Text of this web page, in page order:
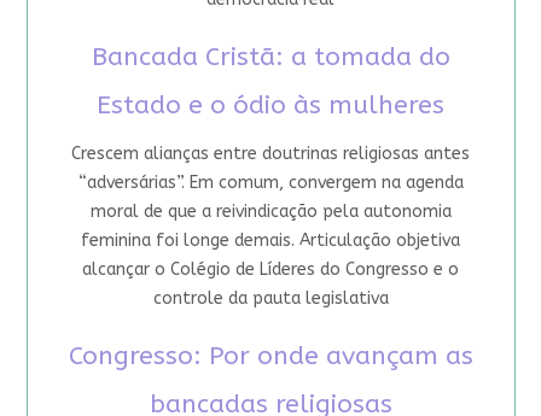
Bancada Cristã: a tomada do
Estado e o ódio às mulheres
Crescem alianças entre doutrinas religiosas antes
“adversárias”. Em comum, convergem na agenda
moral de que a reivindicação pela autonomia
feminina foi longe demais. Articulação objetiva
alcançar o Colégio de Líderes do Congresso e o
controle da pauta legislativa
Congresso: Por onde avançam as
bancadas religiosas